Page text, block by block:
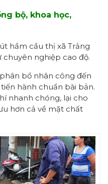
bộ, khoa học,
hầm cầu thị xã Trảng
chuyên nghiệp cao độ.
bổ nhân công đến
hành chuẩn bài bản.
nhanh chóng, lại cho
hơn cả về mặt chất